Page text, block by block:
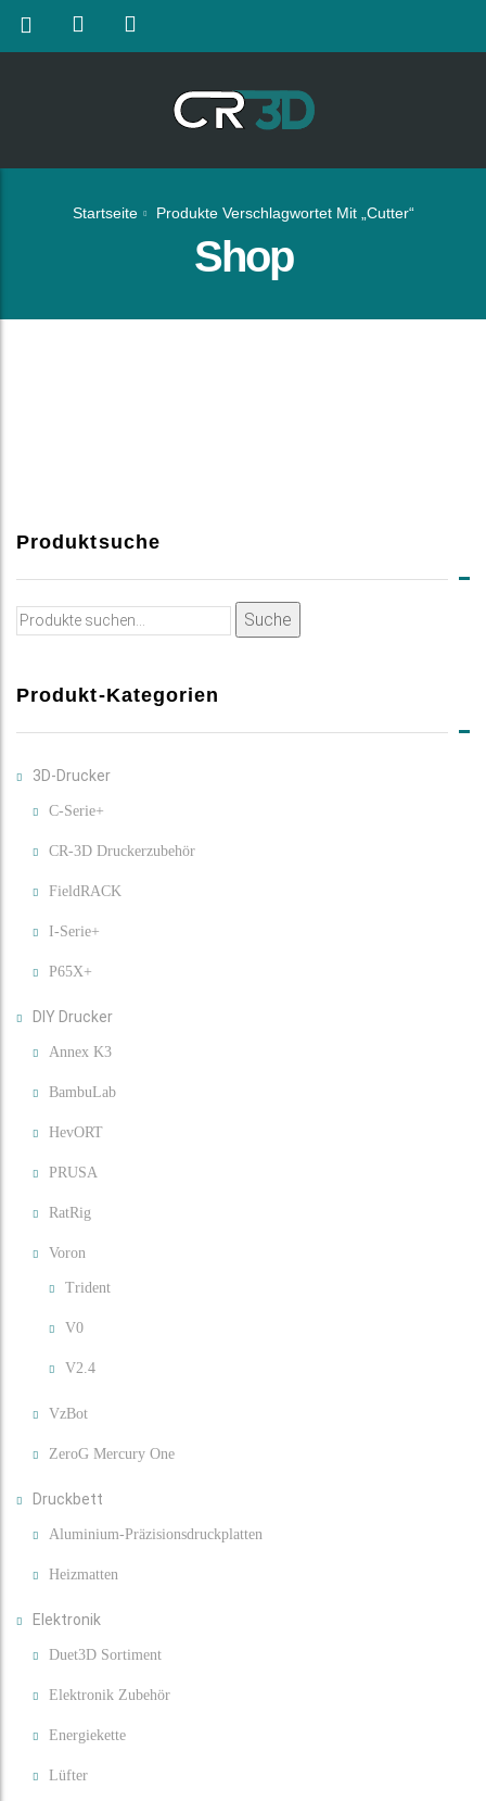
Startseite Produkte Verschlagwortet Mit „Cutter“
Shop
Produktsuche
Suche
Suche
Produkt-Kategorien
3D-Drucker
C-Serie+
CR-3D Druckerzubehör
FieldRACK
I-Serie+
P65X+
DIY Drucker
Annex K3
BambuLab
HevORT
PRUSA
RatRig
Voron
Trident
V0
V2.4
VzBot
ZeroG Mercury One
Druckbett
Aluminium-Präzisionsdruckplatten
Heizmatten
Elektronik
Duet3D Sortiment
Elektronik Zubehör
Energiekette
Lüfter